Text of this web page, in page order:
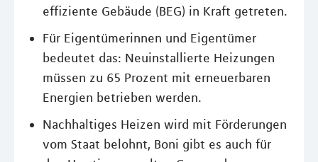
effiziente Gebäude (BEG) in Kraft getreten.
Für Eigentümerinnen und Eigentümer
bedeutet das: Neuinstallierte Heizungen
müssen zu 65 Prozent mit erneuerbaren
Energien betrieben werden.
Nachhaltiges Heizen wird mit Förderungen
vom Staat belohnt, Boni gibt es auch für